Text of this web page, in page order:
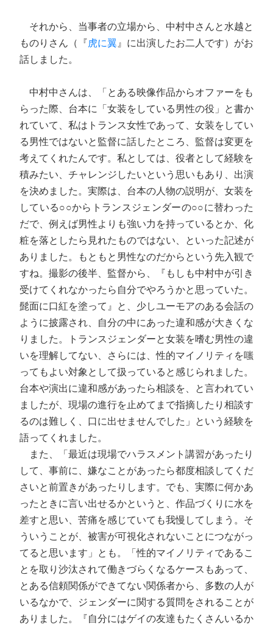
それから、当事者の立場から、中村中さんと水越と
ものりさん（『虎に翼 』に出演したお二人です）がお
話しました。
中村中さんは、「とある映像作品からオファーをも
らった際、台本に「女装をしている男性の役」と書か
れていて、私はトランス女性であって、女装をしてい
る男性ではないと監督に話したところ、監督は変更を
考えてくれたんです。私としては、役者として経験を
積みたい、チャレンジしたいという思いもあり、出演
を決めました。実際は、台本の人物の説明が、女装を
している○○からトランスジェンダーの○○に替わった
だで、例えば男性よりも強い力を持っているとか、化
粧を落としたら見れたものではない、といった記述が
ありました。もともと男性なのだからという先入観で
すね。撮影の後半、監督から、『もしも中村中が引き
受けてくれなかったら自分でやろうかと思っていた。
髭面に口紅を塗って』と、少しユーモアのある会話の
ように披露され、自分の中にあった違和感が大きくな
りました。トランスジェンダーと女装を嗜む男性の違
いを理解してない、さらには、性的マイノリティを嗤
ってもよい対象として扱っていると感じられました。
台本や演出に違和感があったら相談を、と言われてい
ましたが、現場の進行を止めてまで指摘したり相談す
るのは難しく、口に出せませんでした」という経験を
語ってくれました。
また、「最近は現場でハラスメント講習があったり
して、事前に、嫌なことがあったら都度相談してくだ
さいと前置きがあったりします。でも、実際に何かあ
ったときに言い出せるかというと、作品づくりに水を
差すと思い、苦痛を感じていても我慢してしまう。そ
ういうことが、被害が可視化されないことにつながっ
てると思います」とも。「性的マイノリティであるこ
とを取り沙汰されて働きづらくなるケースもあって、
とある信頼関係ができてない関係者から、多数の人が
いるなかで、ジェンダーに関する質問をされることが
ありました。『自分にはゲイの友達もたくさんいるか